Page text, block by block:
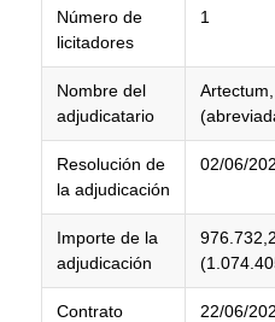
Número de
licitadores
1
Nombre del
adjudicatario
Resolución de
la adjudicación
02/06/
Importe de la
adjudicación
Contrato 22/06/